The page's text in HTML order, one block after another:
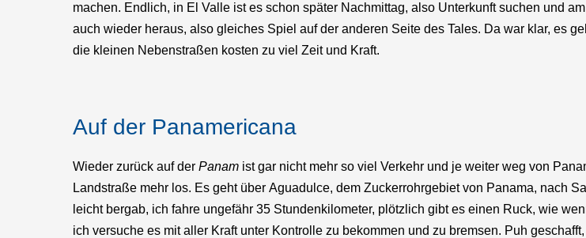
machen. Endlich, in El Valle ist es schon später Nachmittag, also Unterkunft suchen und
auch wieder heraus, also gleiches Spiel auf der anderen Seite des Tales. Da war klar, es
die kleinen Nebenstraßen kosten zu viel Zeit und Kraft.
Auf der Panamericana
Wieder zurück auf der Panam ist gar nicht mehr so viel Verkehr und je weiter weg von
Landstraße mehr los. Es geht über Aguadulce, dem Zuckerrohrgebiet von Panama, nach
leicht bergab, ich fahre ungefähr 35 Stundenkilometer, plötzlich gibt es einen Ruck, wie
ich versuche es mit aller Kraft unter Kontrolle zu bekommen und zu bremsen. Puh